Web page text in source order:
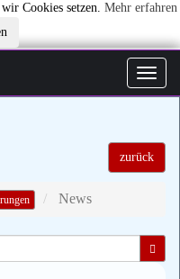
Cookies setzen. Mehr erfahren
zurück
News